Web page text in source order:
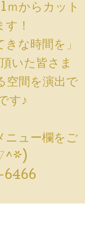
ｍからカット
！
な時間を」
いた皆さま
空間を演出で
す♪
ニュー欄をご